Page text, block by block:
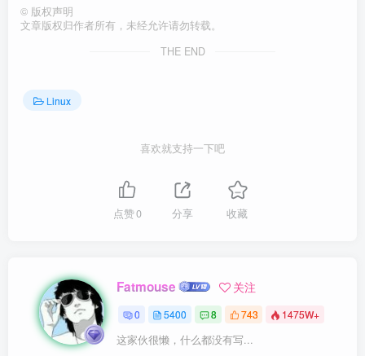
© 版权声明
文章版权归作者所有，未经允许请勿转载。
THE END
Linux
喜欢就支持一下吧
点赞0 分享 收藏
Fatmouse 关注
0 5400 8 743 1475W+
这家伙很懒，什么都没有写...